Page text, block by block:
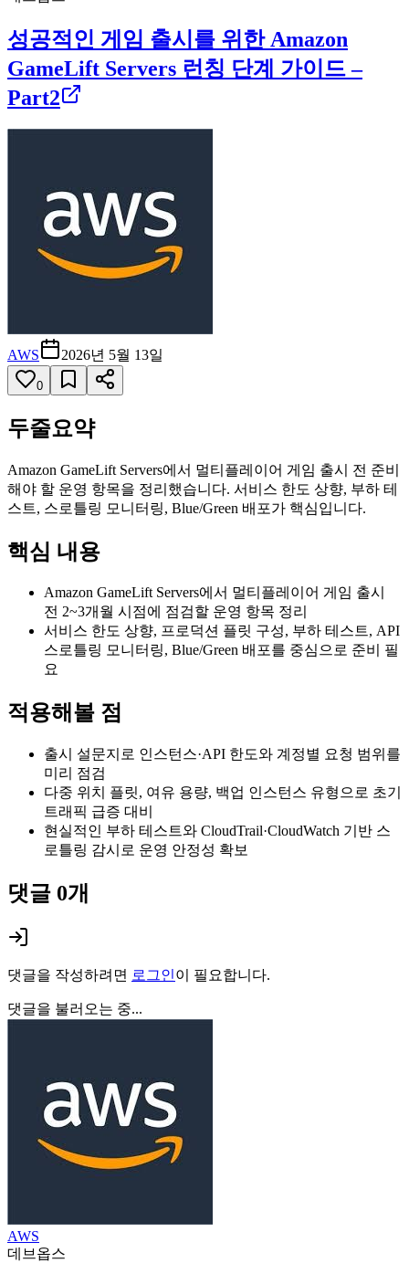
성공적인 게임 출시를 위한 Amazon
GameLift Servers 런칭 단계 가이드 –
Part2
AWS 2026년 5월 13일
0
두줄요약
Amazon GameLift Servers에서 멀티플레이어 게임 출시 전 준비
해야 할 운영 항목을 정리했습니다. 서비스 한도 상향, 부하 테
스트, 스로틀링 모니터링, Blue/Green 배포가 핵심입니다.
핵심 내용
Amazon GameLift Servers에서 멀티플레이어 게임 출시
전 2~3개월 시점에 점검할 운영 항목 정리
서비스 한도 상향, 프로덕션 플릿 구성, 부하 테스트, API
스로틀링 모니터링, Blue/Green 배포를 중심으로 준비 필
요
적용해볼 점
출시 설문지로 인스턴스·API 한도와 계정별 요청 범위를
미리 점검
다중 위치 플릿, 여유 용량, 백업 인스턴스 유형으로 초기
트래픽 급증 대비
현실적인 부하 테스트와 CloudTrail·CloudWatch 기반 스
로틀링 감시로 운영 안정성 확보
댓글 0개
댓글을 작성하려면 로그인이 필요합니다.
댓글을 불러오는 중...
AWS
데브옵스